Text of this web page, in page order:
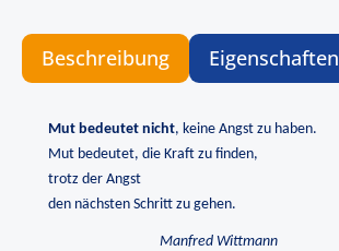
Beschreibung Eigenschaften
Mut bedeutet nicht, keine Angst zu haben.
Mut bedeutet, die Kraft zu finden,
trotz der Angst
den nächsten Schritt zu gehen.
Manfred Wittmann